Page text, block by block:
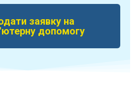
заявку на
допомогу